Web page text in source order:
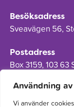
Användning
Vi använder
Besöksadress
Sveavägen 56,
Postadress
Box 3159, 103 63